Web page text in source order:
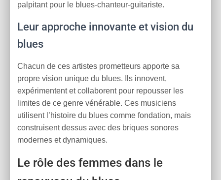
palpitant pour le blues-chanteur-guitariste.
Leur approche innovante et vision du
blues
Chacun de ces artistes prometteurs apporte sa
propre vision unique du blues. Ils innovent,
expérimentent et collaborent pour repousser les
limites de ce genre vénérable. Ces musiciens
utilisent l’histoire du blues comme fondation, mais
construisent dessus avec des briques sonores
modernes et dynamiques.
Le rôle des femmes dans le